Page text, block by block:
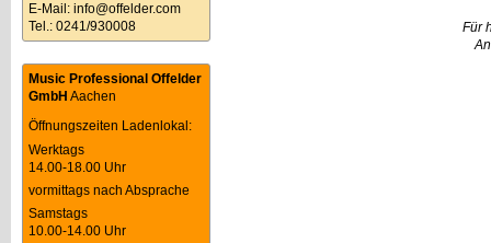
E-Mail: info@offelder.com
Tel.: 0241/930008
Music Professional Offelder
GmbH Aachen
Öffnungszeiten Ladenlokal:
Werktags
14.00-18.00 Uhr
vormittags nach Absprache
Samstags
10.00-14.00 Uhr
Für